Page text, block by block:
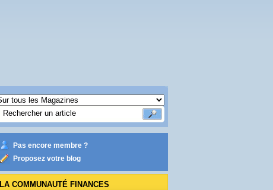
Pas encore membre ?
Proposez votre blog
LA COMMUNAUTÉ FINANCES